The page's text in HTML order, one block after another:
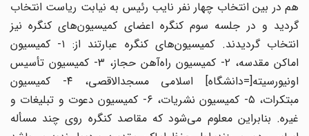
هم در بین انتخاب چهار نفر نایب رئیس به نیابت ریاست انتخاب
گردید و در جلسه سوم کنگره اعضای کمیسیون‌های کنگره نیز
انتخاب گردیدند. کمیسیون‌های کنگره عبارتند از: ۱- کمیسیون
اماکن مقدسه، ۲- کمیسیون راه‌آهن حجاز، ۳- کمیسیون تأسیس
اونیورسیته[=دانشگاه] اسلامی مسجدالاقصی، ۴- کمیسیون
مبتکرات، ۵- کمیسیون نشریات، ۶- کمیسیون دعوت و تبلیغات و
غیره. بنابراین معلوم می‌شود که مقاصد کنگره روی چند مسأله